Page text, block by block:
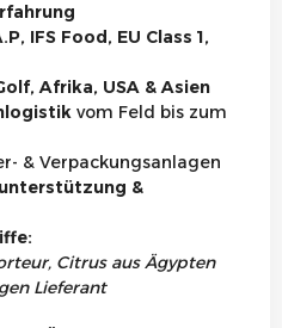
IFS Food, EU Class 1,
Afrika, USA & Asien
vom Feld bis zum
& Verpackungsanlagen
&
Citrus aus Ägypten
Lieferant